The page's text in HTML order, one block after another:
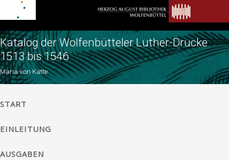
Katalog der Wolfenbütteler Luther-Drucke
1513 bis 1546
Maria von Katte
START
EINLEITUNG
AUSGABEN